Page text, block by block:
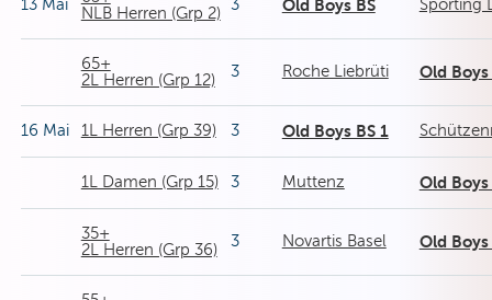
13 Mai
NLB Herren (Grp 2) 3 Old Boys BS Sporting
65+
2L Herren (Grp 12)
3 Roche Liebrüti Old Boys
16 Mai 1L Herren (Grp 39) 3 Old Boys BS 1
1L Damen (Grp 15) 3 Muttenz Old Boys
35+
2L Herren (Grp 36)
3 Novartis Basel Old Boys